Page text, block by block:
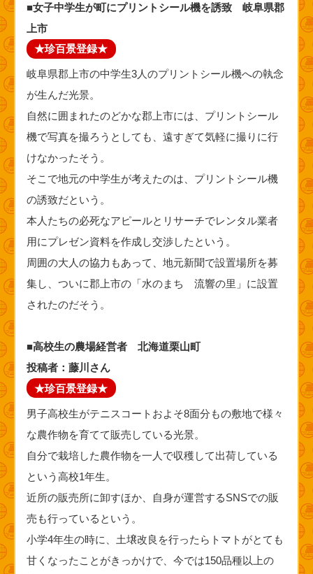
■女子中学生が町にプリントシール機を誘致 岐阜県郡
上市
★珍百景登録★
岐阜県郡上市の中学生3人のプリントシール機への執念
が生んだ光景。
自然に囲まれたのどかな郡上市には、プリントシール
機で写真を撮ろうとしても、遠すぎて気軽に撮りに行
けなかったそう。
そこで地元の中学生が考えたのは、プリントシール機
の誘致だという。
本人たちの必死なアピールとリサーチでレンタル業者
用にプレゼン資料を作成し交渉したという。
周囲の大人の協力もあって、地元新聞で設置場所を募
集し、ついに郡上市の「水のまち 流響の里」に設置
されたのだそう。
■高校生の農場経営者 北海道栗山町
投稿者：藤川さん
★珍百景登録★
男子高校生がテニスコートおよそ8面分もの敷地で様々
な農作物を育てて販売している光景。
自分で栽培した農作物を一人で収穫して出荷している
という高校1年生。
近所の販売所に卸すほか、自身が運営するSNSでの販
売も行っているという。
小学4年生の時に、土壌改良を行ったらトマトがとても
甘くなったことがきっかけで、今では150品種以上の